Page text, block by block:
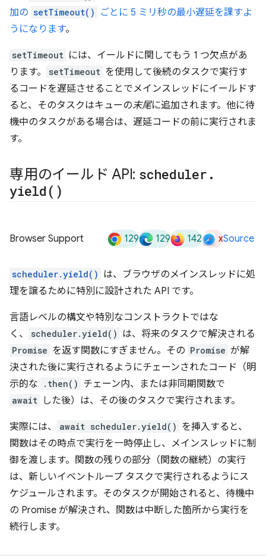
加の setTimeout()
ごとに 5 ミリ秒の最小遅延を課すよ
うになります。
setTimeout には、イールドに関してもう 1 つ欠点があ
ります。
setTimeout を使用して後続のタスクで実行す
るコードを遅延させることでメインスレッドにイールドす
ると、そのタスクはキューの末尾に追加されます。他に待
機中のタスクがある場合は、遅延コードの前に実行されま
す。
専用のイールド API: scheduler .
yield( )
Browser Support 129 129 142 xSource
scheduler.yield() は、ブラウザのメインスレッドに処
理を譲るために特別に設計された API です。
言語レベルの構文や特別なコンストラクトではな
く、
scheduler.yield() は、将来のタスクで解決される
Promise を返す関数にすぎません。その Promise が解
決された後に実行されるようにチェーンされたコード（明
示的な
.then() チェーン内、または非同期関数で
await した後）は、その後のタスクで実行されます。
実際には、 await scheduler.yield() を挿入すると、
関数はその時点で実行を一時停止し、メインスレッドに制
御を渡します。関数の残りの部分（関数の継続）の実行
は、新しいイベントループ タスクで実行されるようにス
ケジュールされます。 そのタスクが開始されると、待機中
の Promise が解決され、関数は中断した箇所から実行を
続行します。